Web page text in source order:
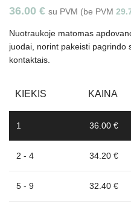
36.00 € su PVM (be PVM
Nuotraukoje matomas
juodai, norint pakeisti pagrindo
kontaktais.
KIEKIS KAINA
1 36.00 €
2 - 4 34.20 €
5 - 9 32.40 €